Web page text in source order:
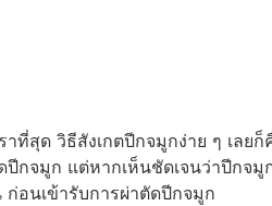
สุด วิธีสังเกตปีกจมูกง่าย ๆ เลย
กจมูก แต่หากเห็นชัดเจนว่าปีกจ
อนเข้ารับการผ่าตัดปีกจมูก